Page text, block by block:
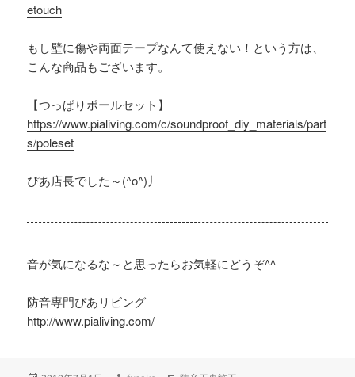
etouch
もし壁に傷や両面テープなんて使えない！という方は、
こんな商品もございます。
【つっぱりポールセット】
https://www.pialiving.com/c/soundproof_diy_materials/part
s/poleset
ぴあ店長でした～(^o^)丿
音が気になるな～と思ったらお気軽にどうぞ^^
防音専門ぴあリビング
http://www.pialiving.com/